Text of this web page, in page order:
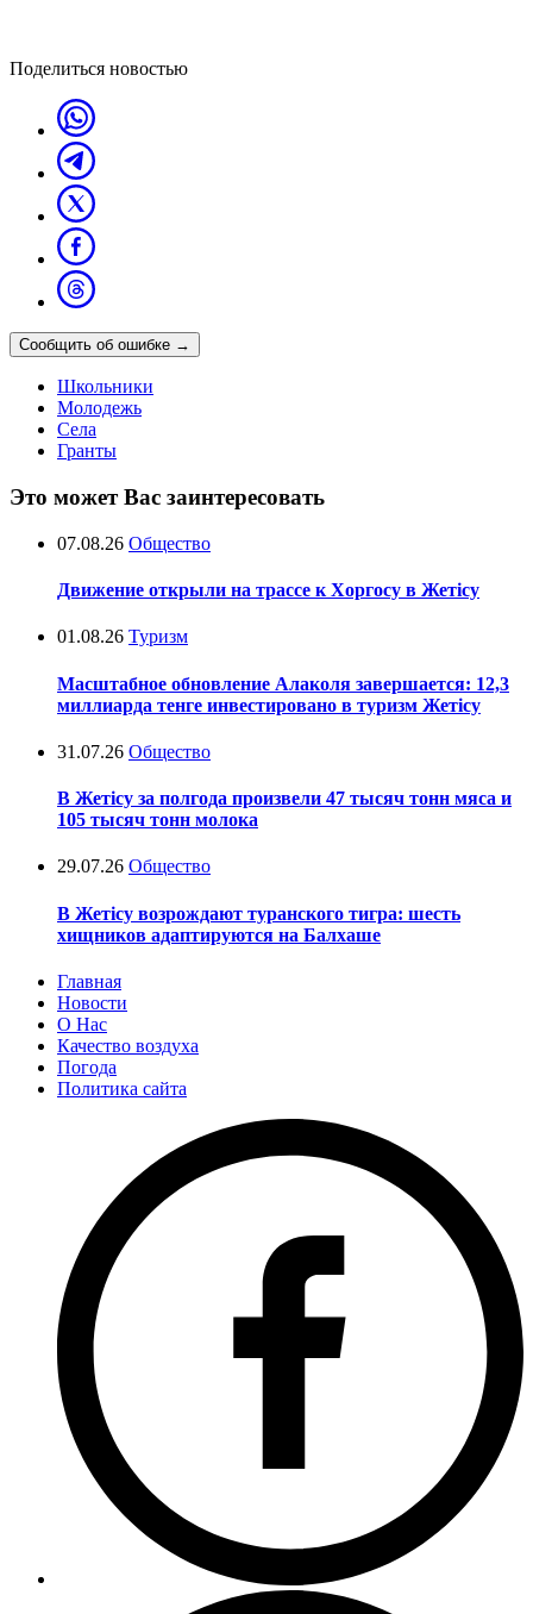
Поделиться новостью
Сообщить об ошибке →
Школьники
Молодежь
Села
Гранты
Это может Вас заинтересовать
07.08.26 Общество
Движение открыли на трассе к Хоргосу в Жетісу
01.08.26 Туризм
Масштабное обновление Алаколя завершается: 12,3
миллиарда тенге инвестировано в туризм Жетісу
31.07.26 Общество
В Жетісу за полгода произвели 47 тысяч тонн мяса и
105 тысяч тонн молока
29.07.26 Общество
В Жетісу возрождают туранского тигра: шесть
хищников адаптируются на Балхаше
Главная
Новости
О Нас
Качество воздуха
Погода
Политика сайта